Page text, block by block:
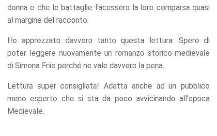
donna e che le battaglie facessero la loro comparsa quasi
al margine del racconto.
Ho apprezzato davvero tanto questa lettura. Spero di
poter leggere nuovamente un romanzo storico-medievale
di Simona Friio perché ne vale davvero la pena.
Lettura super consigliata! Adatta anche ad un pubblico
meno esperto che si sta da poco avvicinando all’epoca
Medievale.